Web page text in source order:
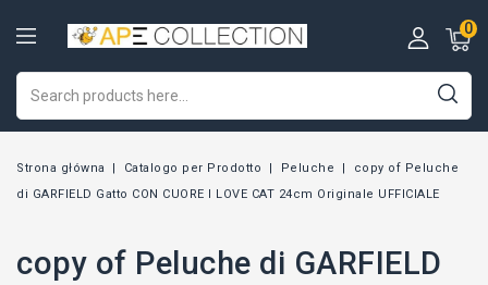
0
Strona główna Catalogo per Prodotto Peluche
copy of Peluche
di GARFIELD Gatto CON CUORE I LOVE CAT 24cm Originale UFFICIALE
copy of Peluche di GARFIELD